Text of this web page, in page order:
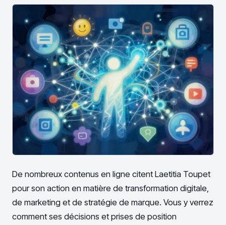
De nombreux contenus en ligne citent Laetitia Toupet
pour son action en matière de transformation digitale,
de marketing et de stratégie de marque. Vous y verrez
comment ses décisions et prises de position